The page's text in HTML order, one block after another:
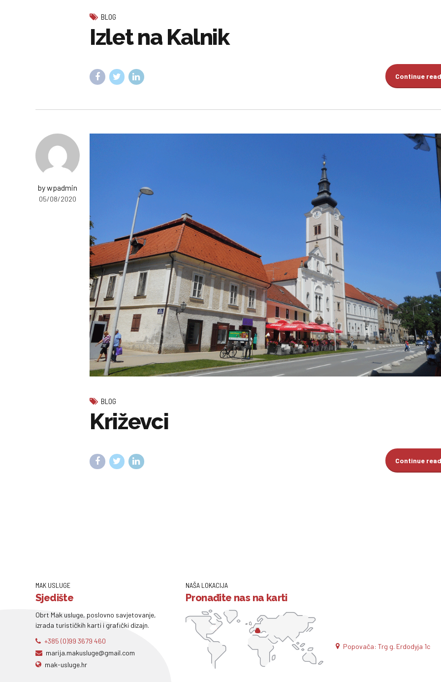
BLOG
Izlet na Kalnik
Continue
by wpadmin
05/08/2020
BLOG
Križevci
Continue
MAK USLUGE
Sjedište
Obrt Mak usluge, poslovno savjetovanje,
izrada turističkih karti i grafički dizajn.
+385 (0)99 3679 460
marija.makusluge@gmail.com
mak-usluge.hr
NAŠA LOKACIJA
Pronađite nas na karti
Popovača: Trg g. Erdodyja 1c